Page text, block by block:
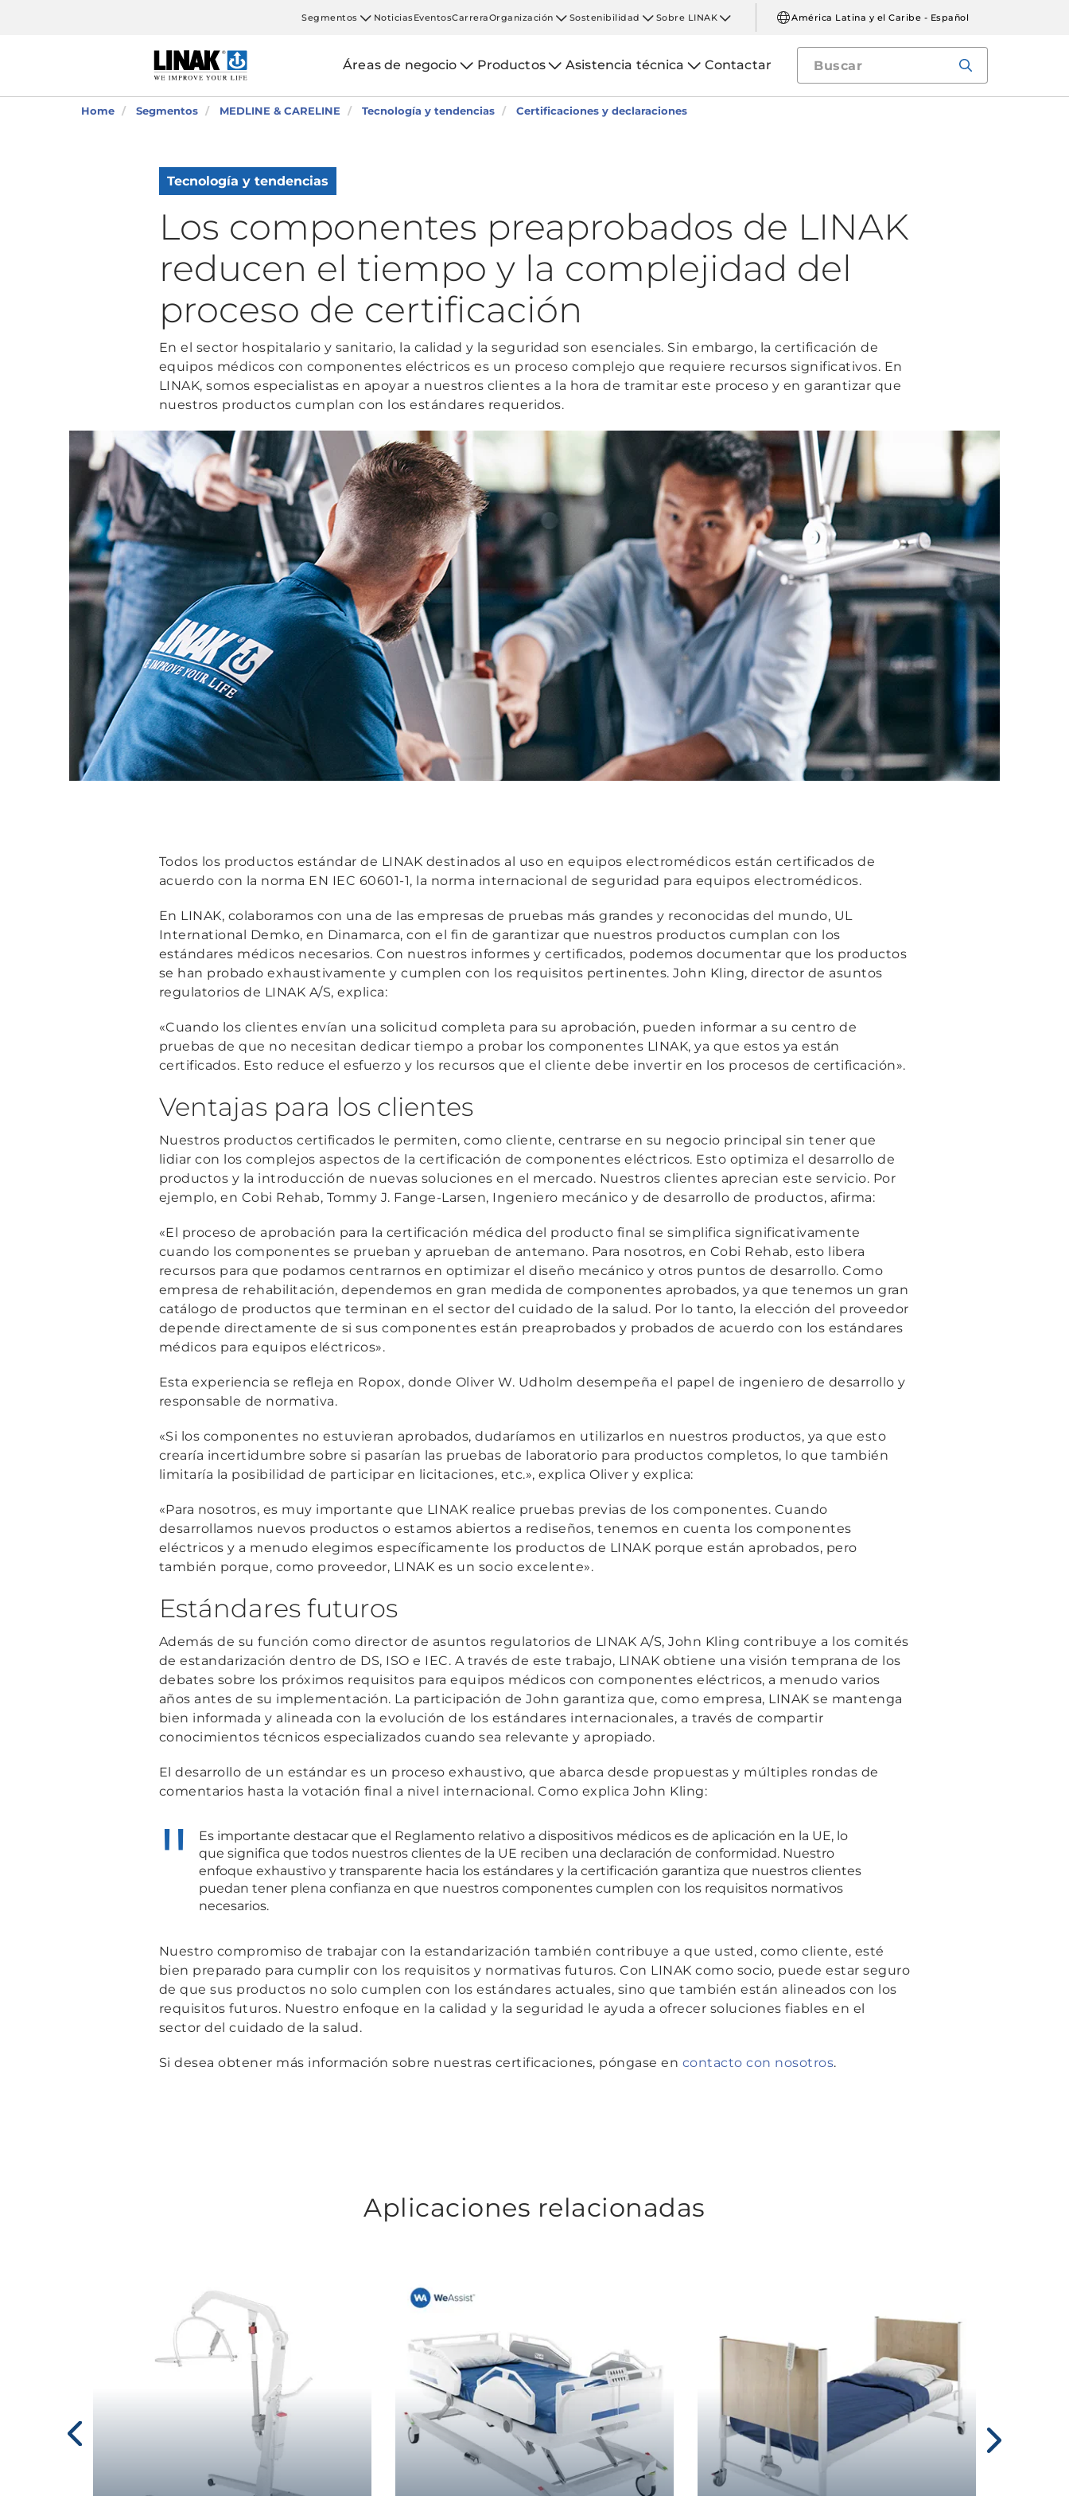
Segmentos NoticiasEventosCarreraOrganización Sostenibilidad Sobre LINAK América Latina y el Caribe - Español
Áreas de negocio Productos Asistencia técnica Contactar
Home Segmentos MEDLINE & CARELINE Tecnología y tendencias Certificaciones y declaraciones
Tecnología y tendencias
Los componentes preaprobados de LINAK
reducen el tiempo y la complejidad del
proceso de certificación
En el sector hospitalario y sanitario, la calidad y la seguridad son esenciales. Sin embargo, la certificación de
equipos médicos con componentes eléctricos es un proceso complejo que requiere recursos significativos. En
LINAK, somos especialistas en apoyar a nuestros clientes a la hora de tramitar este proceso y en garantizar que
nuestros productos cumplan con los estándares requeridos.
Todos los productos estándar de LINAK destinados al uso en equipos electromédicos están certificados de
acuerdo con la norma EN IEC 60601-1, la norma internacional de seguridad para equipos electromédicos.
En LINAK, colaboramos con una de las empresas de pruebas más grandes y reconocidas del mundo, UL
International Demko, en Dinamarca, con el fin de garantizar que nuestros productos cumplan con los
estándares médicos necesarios. Con nuestros informes y certificados, podemos documentar que los productos
se han probado exhaustivamente y cumplen con los requisitos pertinentes. John Kling, director de asuntos
regulatorios de LINAK A/S, explica:
«Cuando los clientes envían una solicitud completa para su aprobación, pueden informar a su centro de
pruebas de que no necesitan dedicar tiempo a probar los componentes LINAK, ya que estos ya están
certificados. Esto reduce el esfuerzo y los recursos que el cliente debe invertir en los procesos de certificación».
Ventajas para los clientes
Nuestros productos certificados le permiten, como cliente, centrarse en su negocio principal sin tener que
lidiar con los complejos aspectos de la certificación de componentes eléctricos. Esto optimiza el desarrollo de
productos y la introducción de nuevas soluciones en el mercado. Nuestros clientes aprecian este servicio. Por
ejemplo, en Cobi Rehab, Tommy J. Fange-Larsen, Ingeniero mecánico y de desarrollo de productos, afirma:
«El proceso de aprobación para la certificación médica del producto final se simplifica significativamente
cuando los componentes se prueban y aprueban de antemano. Para nosotros, en Cobi Rehab, esto libera
recursos para que podamos centrarnos en optimizar el diseño mecánico y otros puntos de desarrollo. Como
empresa de rehabilitación, dependemos en gran medida de componentes aprobados, ya que tenemos un gran
catálogo de productos que terminan en el sector del cuidado de la salud. Por lo tanto, la elección del proveedor
depende directamente de si sus componentes están preaprobados y probados de acuerdo con los estándares
médicos para equipos eléctricos».
Esta experiencia se refleja en Ropox, donde Oliver W. Udholm desempeña el papel de ingeniero de desarrollo y
responsable de normativa.
«Si los componentes no estuvieran aprobados, dudaríamos en utilizarlos en nuestros productos, ya que esto
crearía incertidumbre sobre si pasarían las pruebas de laboratorio para productos completos, lo que también
limitaría la posibilidad de participar en licitaciones, etc.», explica Oliver y explica:
«Para nosotros, es muy importante que LINAK realice pruebas previas de los componentes. Cuando
desarrollamos nuevos productos o estamos abiertos a rediseños, tenemos en cuenta los componentes
eléctricos y a menudo elegimos específicamente los productos de LINAK porque están aprobados, pero
también porque, como proveedor, LINAK es un socio excelente».
Estándares futuros
Además de su función como director de asuntos regulatorios de LINAK A/S, John Kling contribuye a los comités
de estandarización dentro de DS, ISO e IEC. A través de este trabajo, LINAK obtiene una visión temprana de los
debates sobre los próximos requisitos para equipos médicos con componentes eléctricos, a menudo varios
años antes de su implementación. La participación de John garantiza que, como empresa, LINAK se mantenga
bien informada y alineada con la evolución de los estándares internacionales, a través de compartir
conocimientos técnicos especializados cuando sea relevante y apropiado.
El desarrollo de un estándar es un proceso exhaustivo, que abarca desde propuestas y múltiples rondas de
comentarios hasta la votación final a nivel internacional. Como explica John Kling:
Es importante destacar que el Reglamento relativo a dispositivos médicos es de aplicación en la UE, lo
que significa que todos nuestros clientes de la UE reciben una declaración de conformidad. Nuestro
enfoque exhaustivo y transparente hacia los estándares y la certificación garantiza que nuestros clientes
puedan tener plena confianza en que nuestros componentes cumplen con los requisitos normativos
necesarios.
Nuestro compromiso de trabajar con la estandarización también contribuye a que usted, como cliente, esté
bien preparado para cumplir con los requisitos y normativas futuros. Con LINAK como socio, puede estar seguro
de que sus productos no solo cumplen con los estándares actuales, sino que también están alineados con los
requisitos futuros. Nuestro enfoque en la calidad y la seguridad le ayuda a ofrecer soluciones fiables en el
sector del cuidado de la salud.
Si desea obtener más información sobre nuestras certificaciones, póngase en contacto con nosotros.
Aplicaciones relacionadas